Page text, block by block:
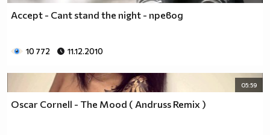
Accept - Cant stand the night - превод
10 772 11.12.2010
05:59
Oscar Cornell - The Mood ( Andruss Remix )